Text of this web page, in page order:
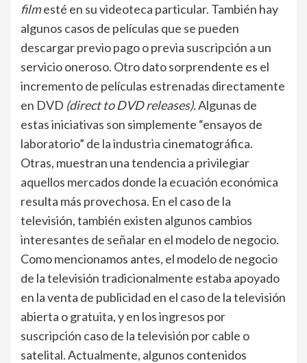
filmesté en su videoteca particular. También hay
algunos casos de películas que se pueden
descargar previo pago o previa suscripción a un
servicio oneroso. Otro dato sorprendente es el
incremento de películas estrenadas directamente
en DVD (direct to DVDreleases).Algunas de
estas iniciativas son simplemente “ensayos de
laboratorio” de la industria cinematográfica.
Otras, muestran una tendencia a privilegiar
aquellos mercados donde la ecuación económica
resulta más provechosa. En el caso de la
televisión, también existen algunos cambios
interesantes de señalar en el modelo de negocio.
Como mencionamos antes, el modelo de negocio
de la televisión tradicionalmente estaba apoyado
en la venta de publicidad en el caso de la televisión
abierta o gratuita, y en los ingresos por
suscripción caso de la televisión por cable o
satelital. Actualmente, algunos contenidos